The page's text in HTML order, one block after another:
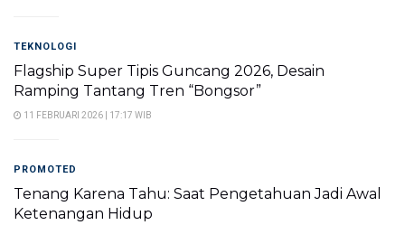
TEKNOLOGI
Flagship Super Tipis Guncang 2026, Desain
Ramping Tantang Tren “Bongsor”
11 FEBRUARI 2026 | 17:17 WIB
PROMOTED
Tenang Karena Tahu: Saat Pengetahuan Jadi Awal
Ketenangan Hidup